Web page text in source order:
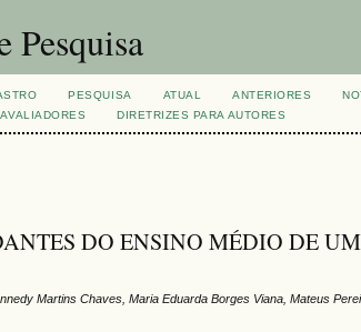
PESQUISA ATUAL ANTERIORES
DIRETRIZES PARA AUTORES
DO ENSINO MÉDIO DE
Martins Chaves, Maria Eduarda Borges Viana, Mateus